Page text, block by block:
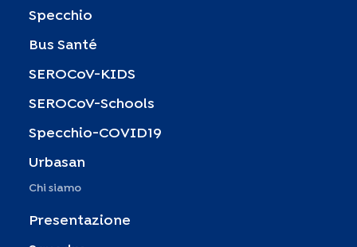
Specchio
Bus Santé
SEROCoV-KIDS
SEROCoV-Schools
Specchio-COVID19
Urbasan
Chi siamo
Presentazione